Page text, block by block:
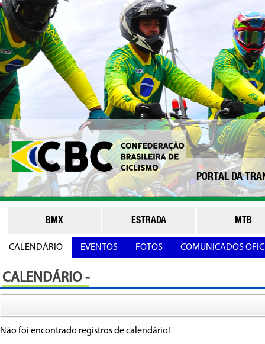
PORTAL DA
BMX ESTRADA MTB
CALENDÁRIO EVENTOS FOTOS COMUNICADOS
CALENDÁRIO -
Não foi encontrado registros de calendário!